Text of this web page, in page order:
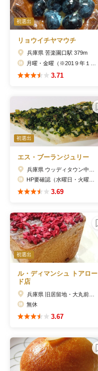
初選出
リョウイチヤマウチ
兵庫県 苦楽園口駅 379m
3.71
初選出
エス・ブーランジュリー
3.69
初選出
ル・ディマンシュ トアロー
ド店
無休
3.67